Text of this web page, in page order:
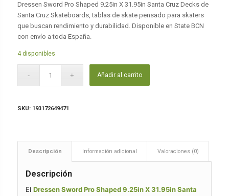
Dressen Sword Pro Shaped 9.25in X 31.95in Santa Cruz Decks de
Santa Cruz Skateboards, tablas de skate pensado para skaters
que buscan rendimiento y durabilidad. Disponible en State BCN
con envío a toda España.
4 disponibles
Añadir al carrito
SKU: 193172649471
Descripción Información adicional Valoraciones (0)
Descripción
El Dressen Sword Pro Shaped 9.25in X 31.95in Santa